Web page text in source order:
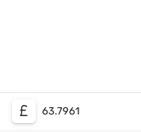
63.7961